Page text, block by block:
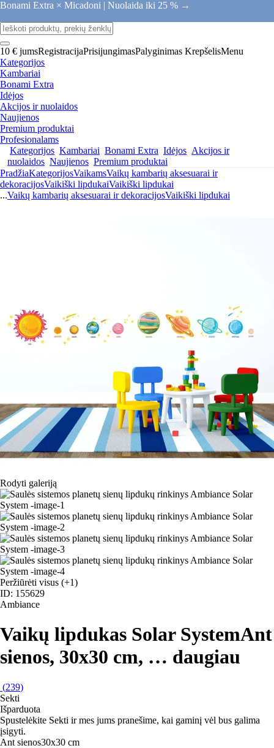
Bonami Extra × Micadoni | Nuolaida iki 25 % →
10 € jumsRegistracijaPrisijungimasPalyginimas KrepšelisMenu
Kategorijos
Kambariai
Bonami Extra
Idėjos
Akcijos ir nuolaidos
Naujienos
Premium produktai
Profesionalams
Kategorijos Kambariai Bonami Extra Idėjos Akcijos ir
nuolaidos Naujienos Premium produktai
PradžiaKategorijosVaikamsVaikų kambarių aksesuarai ir
dekoracijosVaikiški lipdukaiVaikiški lipdukai
...Vaikų kambarių aksesuarai ir dekoracijosVaikiški lipdukai
Rodyti galeriją
Peržiūrėti visus (+1)
ID: 155629
Ambiance
Vaikų lipdukas Solar SystemAnt
sienos, 30x30 cm, … daugiau
(239)
Sekti
Išparduota
Spustelėkite Sekti ir mes jums pranešime, kai gaminį vėl bus galima
įsigyti.
Ant sienos30x30 cm